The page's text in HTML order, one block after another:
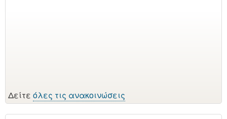
Δείτε όλες τις ανακοινώσεις